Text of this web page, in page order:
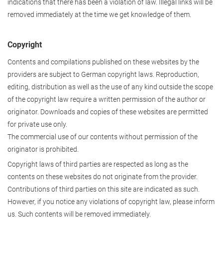
indications that there has been a violation of law. Illegal links will be
removed immediately at the time we get knowledge of them.
Copyright
Contents and compilations published on these websites by the
providers are subject to German copyright laws. Reproduction,
editing, distribution as well as the use of any kind outside the scope
of the copyright law require a written permission of the author or
originator. Downloads and copies of these websites are permitted
for private use only.
The commercial use of our contents without permission of the
originator is prohibited.
Copyright laws of third parties are respected as long as the
contents on these websites do not originate from the provider.
Contributions of third parties on this site are indicated as such.
However, if you notice any violations of copyright law, please inform
us. Such contents will be removed immediately.